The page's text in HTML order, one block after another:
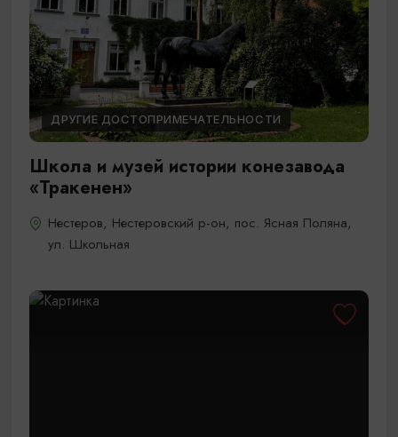
ДРУГИЕ ДОСТОПРИМЕЧАТЕЛЬНОСТИ
Школа и музей истории конезавода
«Тракенен»
Нестеров, Нестеровский р-он, пос. Ясная Поляна,
ул. Школьная